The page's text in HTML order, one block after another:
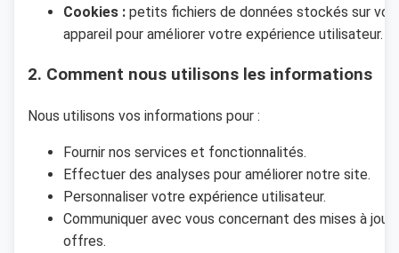
Cookies : petits fichiers de données stockés sur
appareil pour améliorer votre expérience utilisateur.
2. Comment nous utilisons les informations
Nous utilisons vos informations pour :
Fournir nos services et fonctionnalités.
Effectuer des analyses pour améliorer notre site.
Personnaliser votre expérience utilisateur.
Communiquer avec vous concernant des mises à
offres.